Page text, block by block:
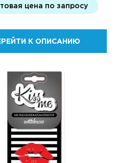
цена по запросу
К ОПИСАНИЮ